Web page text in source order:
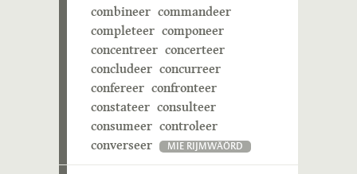
combineer commandeer
completeer componeer
concentreer concerteer
concludeer concurreer
confereer confronteer
constateer consulteer
consumeer controleer
converseer
MIE RIJMWÄÖRD